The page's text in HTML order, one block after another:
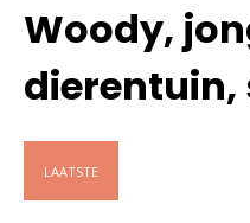
Woody,
dierentuin,
LAATSTE